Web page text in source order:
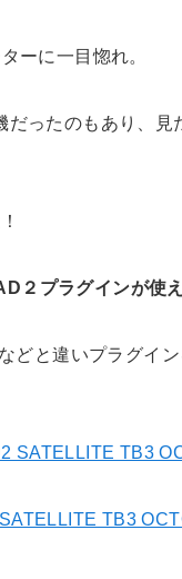
ーに一目惚れ。
ったのもあり、
２プラグインが使
どと違いプラグイ
TB3